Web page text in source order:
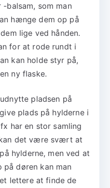
balsam, som man
hænge dem op på
lige ved hånden.
for at rode rundt i
kan holde styr på,
ny flaske.
pladsen på
plads på hylderne i
har en stor samling
det være svært at
hylderne, men ved at
døren kan man
lettere at finde de